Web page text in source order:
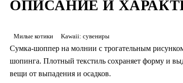
ОПИСАНИЕ И
Милые котики Kawaii: сувениры
Сумка-шоппер на молнии с трогательным
шопинга. Плотный текстиль сохраняет форму и
вещи от выпадения и осадков.